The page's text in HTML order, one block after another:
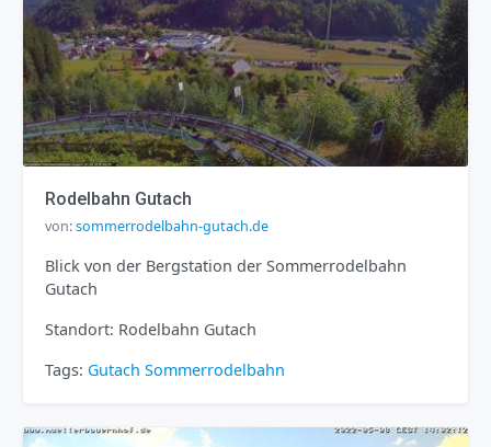
Rodelbahn Gutach
von:sommerrodelbahn-gutach.de
Blick von der Bergstation der Sommerrodelbahn
Gutach
Standort: Rodelbahn Gutach
Tags: Gutach Sommerrodelbahn